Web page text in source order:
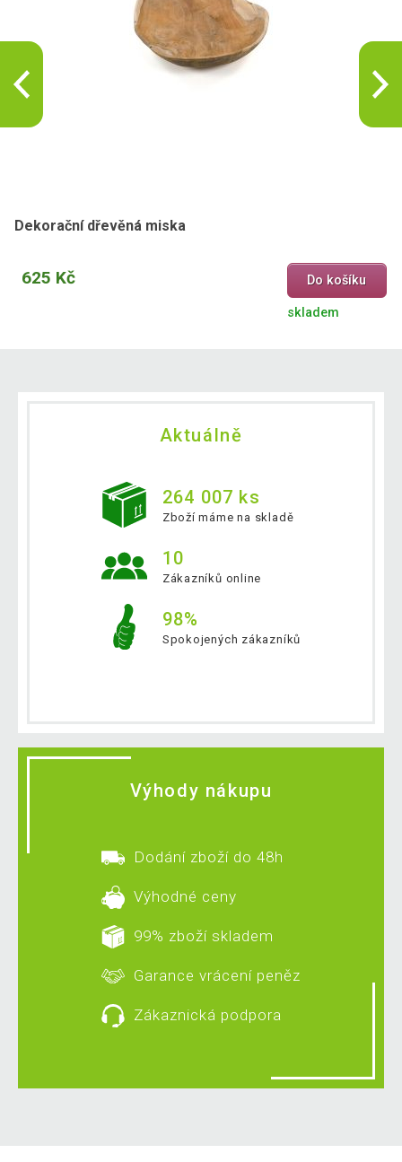
Dekorační dřevěná miska
625 Kč Do košíku
skladem
Aktuálně
264 007 ks
Zboží máme na skladě
10
Zákazníků online
98%
Spokojených zákazníků
Výhody nákupu
Dodání zboží do 48h
Výhodné ceny
99% zboží skladem
Garance vrácení peněz
Zákaznická podpora